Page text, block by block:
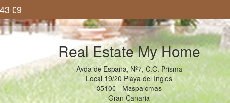
09
Real Estate My Home
Avda de España, Nº7, C.C. Prisma
Local 19/20 Playa del Ingles
35100 - Maspalomas
Gran Canaria